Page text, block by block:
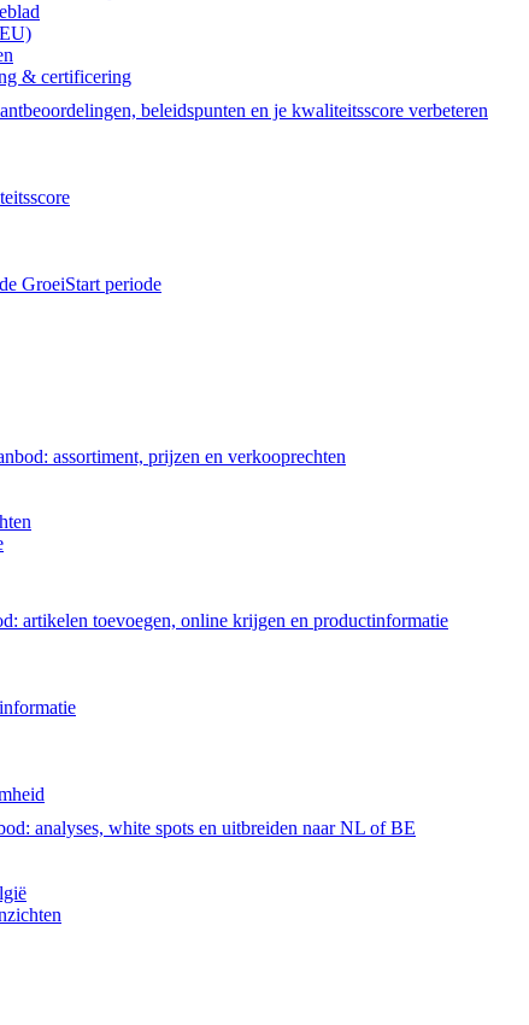
& certificering
beleidspunten en je kwaliteitsscore verbeteren
GroeiStart periode
assortiment, prijzen en verkooprechten
artikelen toevoegen, online krijgen en productinformatie
analyses, white spots en uitbreiden naar NL of BE